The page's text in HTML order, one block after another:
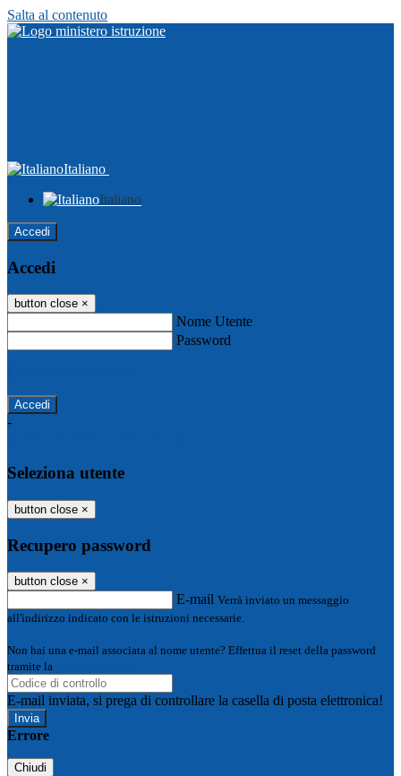
Salta al contenuto
Italiano
Italiano
Accedi
Accedi
button close ×
Nome Utente
Password
-
Seleziona utente
button close ×
Recupero password
button close ×
E-mail Verrà inviato un messaggio
all'indirizzo indicato con le istruzioni necessarie.
Non hai una e-mail associata al nome utente? Effettua il reset della password
tramite la
E-mail inviata, si prega di controllare la casella di posta elettronica!
Errore
Chiudi